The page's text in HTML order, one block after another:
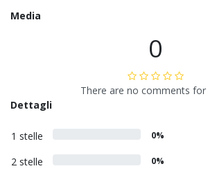
Media
0
There are no comments for
Dettagli
1 stelle 0%
2 stelle 0%